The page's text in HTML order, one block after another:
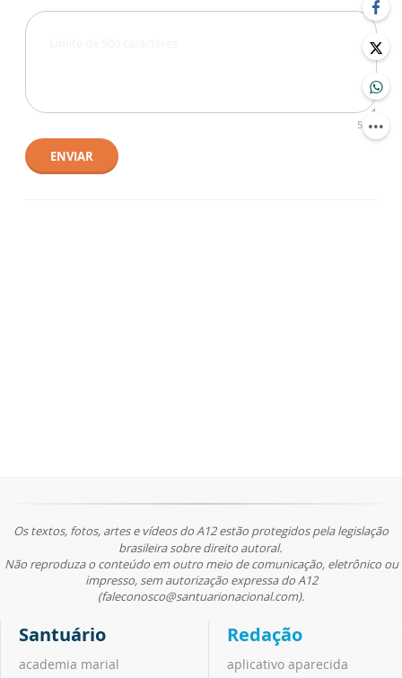
500
ENVIAR
Os textos, fotos, artes e vídeos do A12 estão protegidos pela legislação
brasileira sobre direito autoral.
Não reproduza o conteúdo em outro meio de comunicação, eletrônico ou
impresso, sem autorização expressa do A12
(faleconosco@santuarionacional.com).
Santuário
academia marial
Redação
aplicativo aparecida